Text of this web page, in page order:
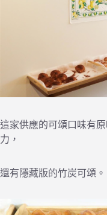
這家供應的可頌口味有
力，
還有隱藏版的竹炭可頌。